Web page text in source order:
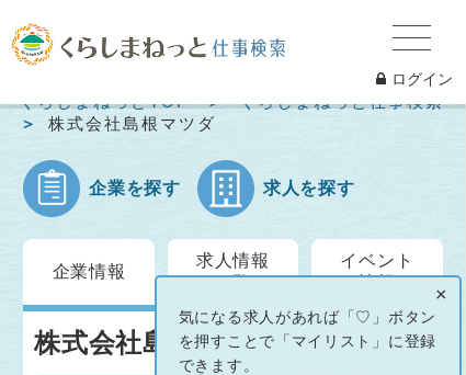
ログイン
くらしまねっとTOP
くらしまねっと仕事検索
株式会社島根マツダ
企業を探す 求人を探す
企業情報
求人情報
一覧
イベント
情報
株式会社島根マツダ
×
気になる求人があれば「♡」ボタン
を押すことで「マイリスト」に登録
できます。